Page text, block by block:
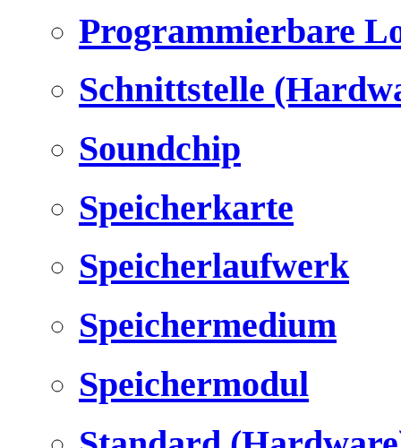
Programmierbare
Schnittstelle
Soundchip
Speicherkarte
Speicherlaufwerk
Speichermedium
Speichermodul